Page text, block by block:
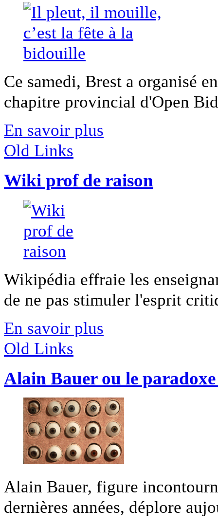
Ce samedi, Brest a organisé
chapitre provincial d'Open
En savoir plus
Old Links
Wiki prof de raison
Wikipédia effraie les
de ne pas stimuler l'esprit
En savoir plus
Old Links
Alain Bauer ou le
Alain Bauer, figure
dernières années, déplore